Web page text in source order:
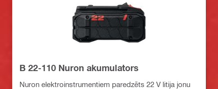
B 22-110 Nuron akumulators
Nuron elektroinstrumentiem paredzēts 22 V litija jonu